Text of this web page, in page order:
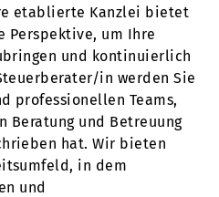
etablierte Kanzlei bietet
Perspektive, um Ihre
und kontinuierlich
in werden Sie
professionellen Teams,
Beratung und Betreuung
hat. Wir bieten
in dem
und